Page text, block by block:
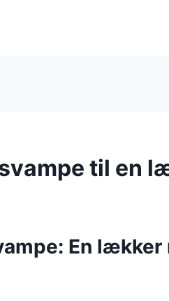
til en
En